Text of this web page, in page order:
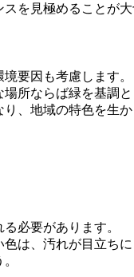
を見極めることが大
要因も考慮します。
所ならば緑を基調と
、地域の特色を生か
必要があります。
は、汚れが目立ち